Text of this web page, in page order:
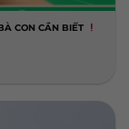
CON CẦN BIẾT